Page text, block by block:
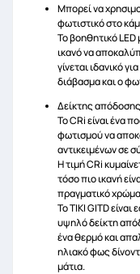
Μπορεί να
φωτιστικό στο
Το βοηθητικό
ικανό να
γίνεται ιδανικό
διάβασμα και ο
Δείκτης
Το CRi είναι ένα
φωτισμού να
αντικειμένων σε
Η τιμή CRi
τόσο πιο ικανή
πραγματικό
Το TIKI GITD
υψηλό δείκτη
ένα θερμό και
ηλιακό φως
μάτια.